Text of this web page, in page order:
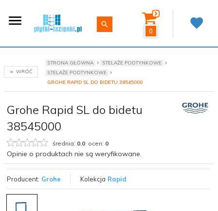
0
WRÓĆ
STRONA GŁÓWNA
STELAŻE PODTYNKOWE
STELAŻE PODTYNKOWE
GROHE RAPID SL DO BIDETU 38545000
Producent: Grohe Kolekcja Rapid
Grohe Rapid SL do bidetu
38545000
średnia: 0.0 ocen: 0
Opinie o produktach nie są weryfikowane.